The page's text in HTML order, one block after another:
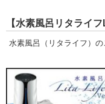
【水素風呂リタライ
水素風呂（リタライフ）